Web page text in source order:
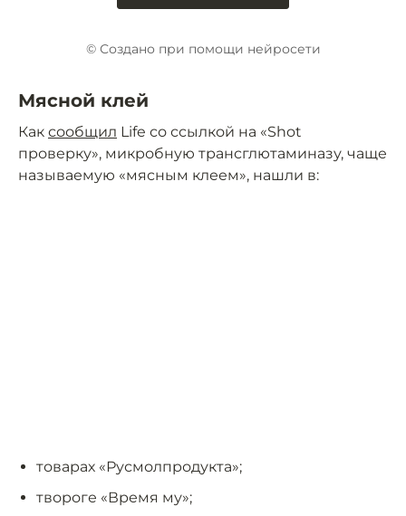
© Создано при помощи нейросети
Мясной клей
Как сообщил Life со ссылкой на «Shot
проверку», микробную трансглютаминазу, чаще
называемую «мясным клеем», нашли в:
товарах «Русмолпродукта»;
твороге «Время му»;